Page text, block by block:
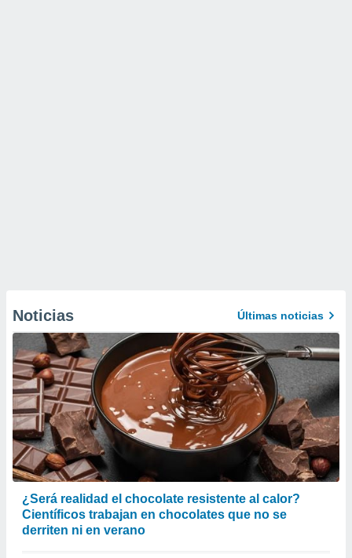
Noticias Últimas noticias
¿Será realidad el chocolate resistente al calor?
Científicos trabajan en chocolates que no se
derriten ni en verano